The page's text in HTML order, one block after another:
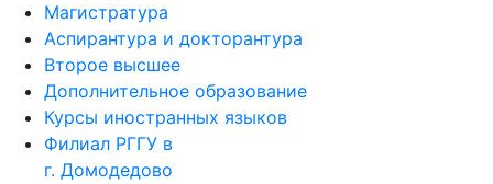
Магистратура
Аспирантура и докторантура
Второе высшее
Дополнительное образование
Курсы иностранных языков
Филиал РГГУ в
г. Домодедово